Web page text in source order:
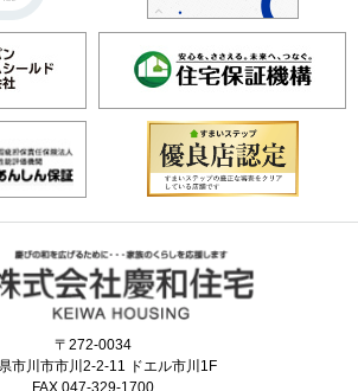
〒272-0034
市川市市川2-2-11 ドエル市川1F
FAX.047-329-1700